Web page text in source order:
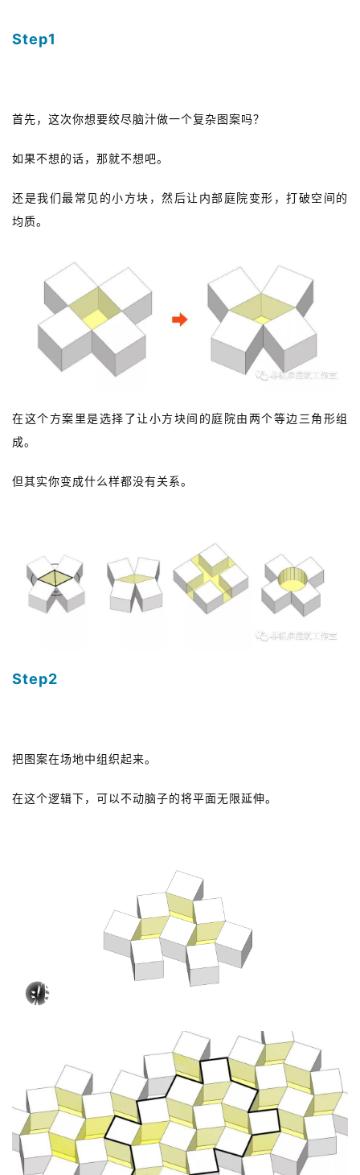
Step1
首先，这次你想要绞尽脑汁做一个复杂图案吗？
如果不想的话， 那就不想吧。
还是我们最常见的小方块，然后让内部庭院变形，打破空间的
均质。
在这个方案里是选择了让小方块间的庭院由两个等边三角形组
成。
但其实你变成什么样都没有关系。
Step2
把图案在场地中组织起来。
在这个逻辑下，可以不动脑子的将平面无限延伸。